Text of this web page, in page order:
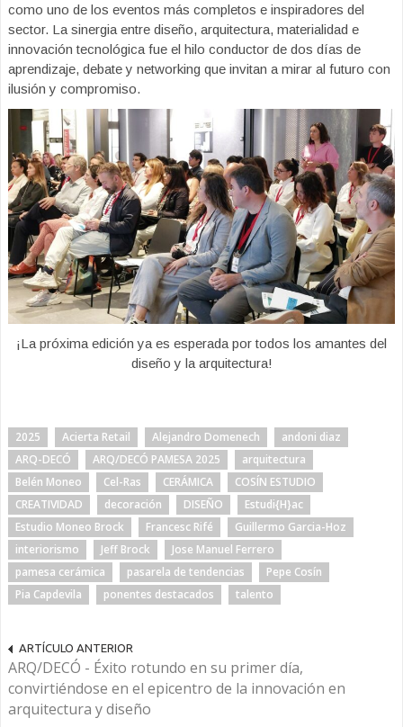
como uno de los eventos más completos e inspiradores del
sector. La sinergia entre diseño, arquitectura, materialidad e
innovación tecnológica fue el hilo conductor de dos días de
aprendizaje, debate y networking que invitan a mirar al futuro con
ilusión y compromiso.
¡La próxima edición ya es esperada por todos los amantes del
diseño y la arquitectura!
2025 Acierta Retail Alejandro Domenech
andoni diaz
ARQ-DECÓ
ARQ/DECÓ PAMESA 2025
arquitectura
Belén Moneo
Cel-Ras CERÁMICA
COSÍN ESTUDIO
CREATIVIDAD
decoración DISEÑO
Estudi{H}ac
Estudio Moneo Brock
Francesc Rifé
Guillermo Garcia-Hoz
interiorismo
Jeff Brock
Jose Manuel Ferrero
pamesa cerámica
pasarela de tendencias
Pepe Cosín
Pia Capdevila
ponentes destacados talento
ARTÍCULO ANTERIOR
ARQ/DECÓ - Éxito rotundo en su primer día,
convirtiéndose en el epicentro de la innovación en
arquitectura y diseño